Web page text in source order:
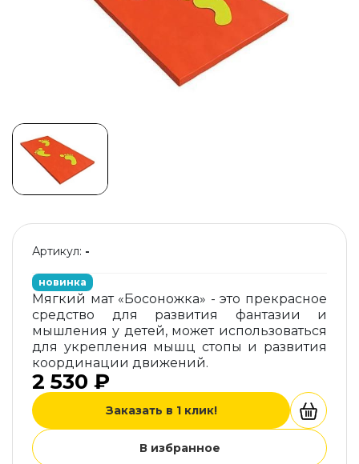
Артикул: -
новинка
Мягкий мат «Босоножка» - это прекрасное
средство для развития фантазии и
мышления у детей, может использоваться
для укрепления мышц стопы и развития
координации движений.
2 530 ₽
Заказать в 1 клик!
В избранное